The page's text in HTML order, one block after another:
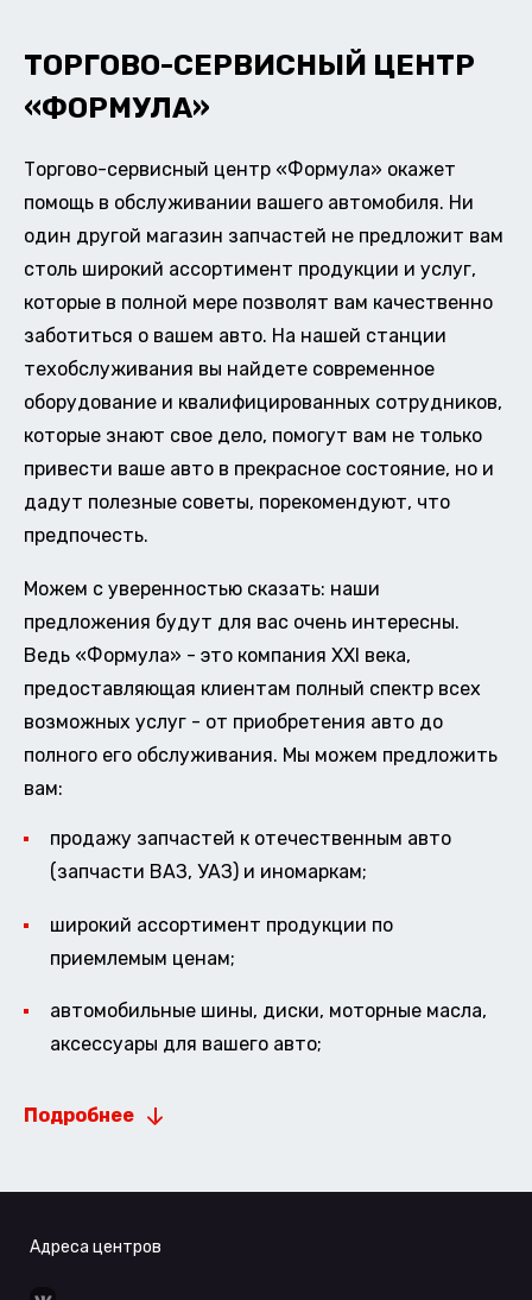
ТОРГОВО-СЕРВИСНЫЙ ЦЕНТР
«ФОРМУЛА»
Торгово-сервисный центр «Формула» окажет
помощь в обслуживании вашего автомобиля. Ни
один другой магазин запчастей не предложит вам
столь широкий ассортимент продукции и услуг,
которые в полной мере позволят вам качественно
заботиться о вашем авто. На нашей станции
техобслуживания вы найдете современное
оборудование и квалифицированных сотрудников,
которые знают свое дело, помогут вам не только
привести ваше авто в прекрасное состояние, но и
дадут полезные советы, порекомендуют, что
предпочесть.
Можем с уверенностью сказать: наши
предложения будут для вас очень интересны.
Ведь «Формула» - это компания XXI века,
предоставляющая клиентам полный спектр всех
возможных услуг - от приобретения авто до
полного его обслуживания. Мы можем предложить
вам:
продажу запчастей к отечественным авто
(запчасти ВАЗ, УАЗ) и иномаркам;
широкий ассортимент продукции по
приемлемым ценам;
автомобильные шины, диски, моторные масла,
аксессуары для вашего авто;
Подробнее
Адреса центров